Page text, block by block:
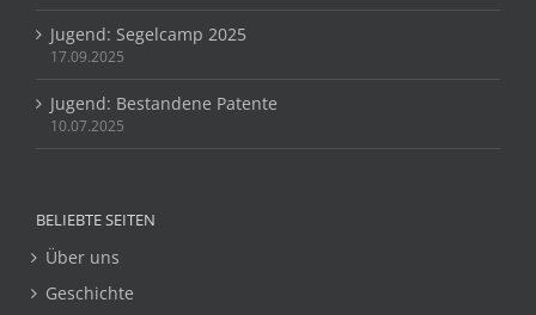
Jugend: Segelcamp 2025
17.09.2025
Jugend: Bestandene Patente
10.07.2025
BELIEBTE SEITEN
Über uns
Geschichte